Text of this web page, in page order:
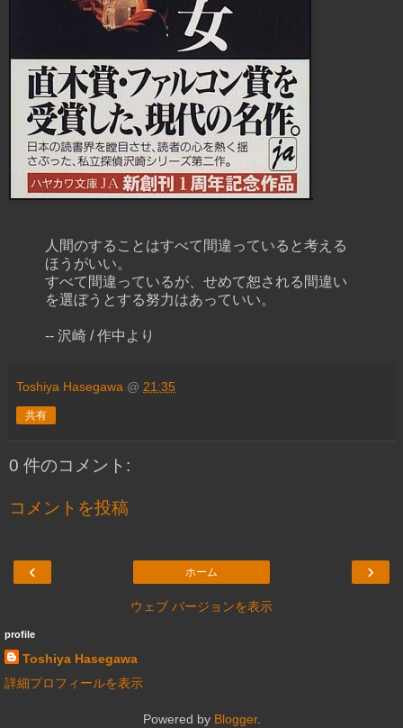
人間のすることはすべて間違っていると考える
ほうがいい。
すべて間違っているが、せめて恕される間違い
を選ぼうとする努力はあっていい。
-- 沢崎 / 作中より
Toshiya Hasegawa @ 21:35
共有
0 件のコメント:
コメントを投稿
‹ ›
ホーム
ウェブ バージョンを表示
profile
Toshiya Hasegawa
詳細プロフィールを表示
Powered by Blogger.